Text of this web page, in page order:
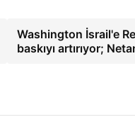
Washington İsrail'e
baskıyı artırıyor;